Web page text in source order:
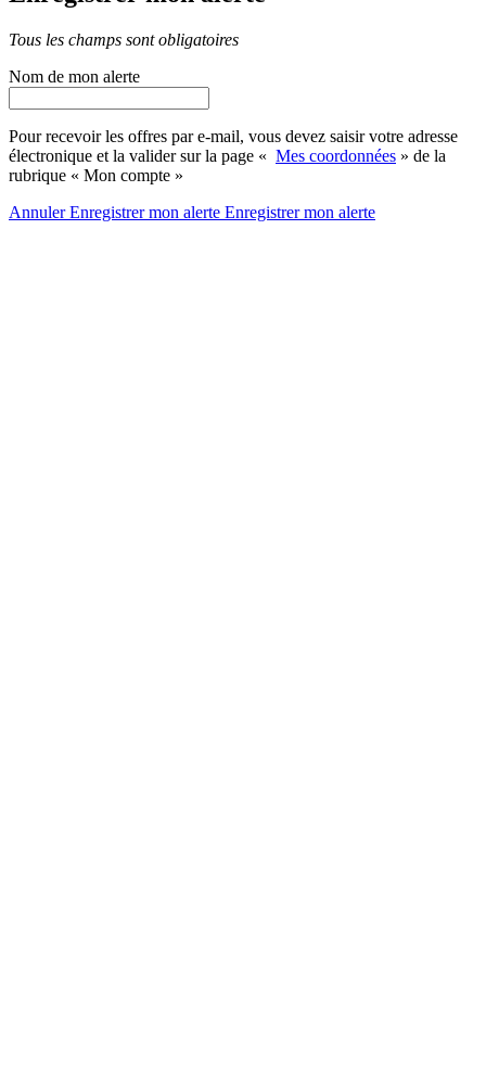
Tous les champs sont obligatoires
Nom de mon alerte
Pour recevoir les offres par e-mail, vous devez saisir votre adresse
électronique et la valider sur la page « Mes coordonnées » de la
rubrique « Mon compte »
AnnulerEnregistrer mon alerte Enregistrermon alerte